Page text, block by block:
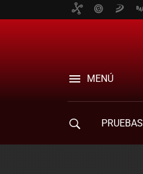
MENÚ
PRUEBAS